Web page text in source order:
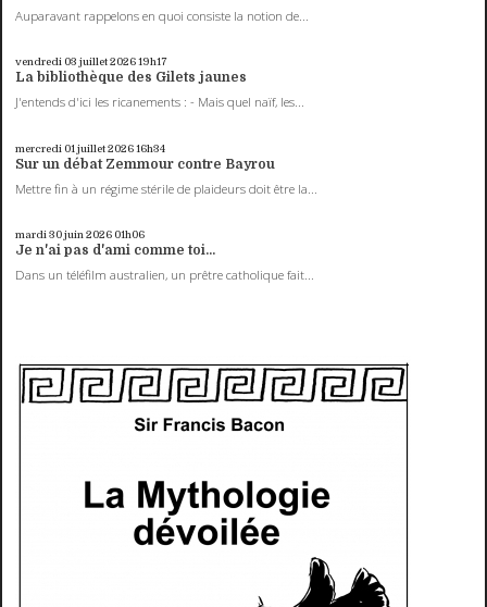
Auparavant rappelons en quoi consiste la notion de...
vendredi 03 juillet 202619h17
La bibliothèque des Gilets jaunes
J'entends d'ici les ricanements : - Mais quel naïf, les...
mercredi 01 juillet 202616h34
Sur un débat Zemmour contre Bayrou
Mettre fin à un régime stérile de plaideurs doit être la...
mardi 30juin 2026 01h06
Je n'ai pas d'ami comme toi...
Dans un téléfilm australien, un prêtre catholique fait...